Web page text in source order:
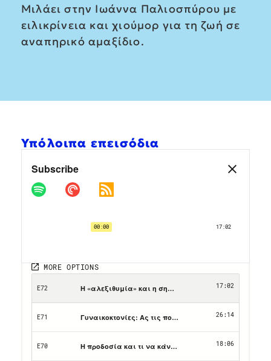
Μιλάει στην Ιωάννα Παλιοσπύρου με
ειλικρίνεια και χιούμορ για τη ζωή σε
αναπηρικό αμαξίδιο.
Υπόλοιπα επεισόδια